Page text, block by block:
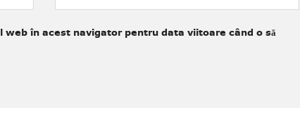
web în acest navigator pentru data viitoare când o să